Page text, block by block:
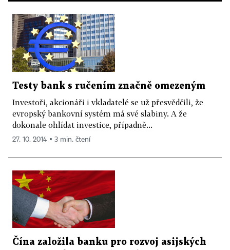
Testy bank s ručením značně omezeným
Investoři, akcionáři i vkladatelé se už přesvědčili, že
evropský bankovní systém má své slabiny. A že
dokonale ohlídat investice, případně...
27. 10. 2014 ▪ 3 min. čtení
Čína založila banku pro rozvoj asijských